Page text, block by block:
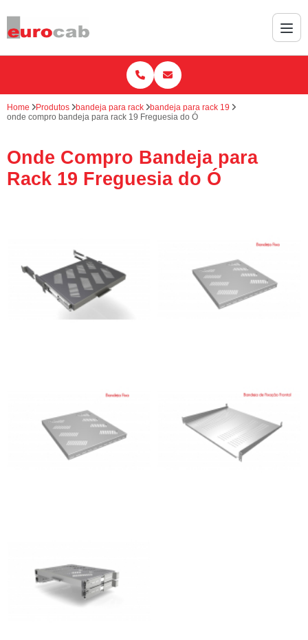
Home Produtos bandeja para rack
bandeja para rack 19
onde compro bandeja para rack 19 Freguesia do Ó
Onde Compro Bandeja para
Rack 19 Freguesia do Ó